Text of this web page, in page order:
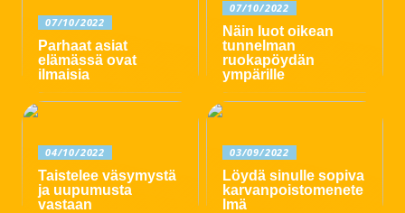
07/10/2022
Parhaat asiat
elämässä ovat
ilmaisia
07/10/2022
Näin luot oikean
tunnelman
ruokapöydän
ympärille
04/10/2022
Taistelee väsymystä
ja uupumusta
vastaan
03/09/2022
Löydä sinulle sopiva
karvanpoistomenete
lmä